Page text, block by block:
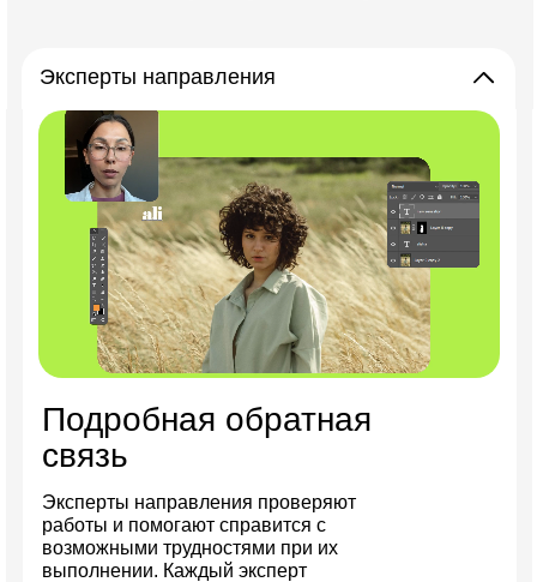
Эксперты направления
Подробная обратная
связь
Эксперты направления проверяют
работы и помогают справится с
возможными трудностями при их
выполнении. Каждый эксперт